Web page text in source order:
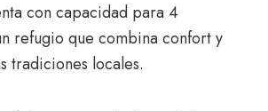
con capacidad para 4
refugio que combina confort y
tradiciones locales.